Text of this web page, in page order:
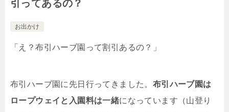
引ってあるの？
お出かけ
「え？布引ハーブ園って割引あるの？」
布引ハーブ園に先日行ってきました。 布引ハーブ園は
ロープウェイと入園料は一緒になっています（山登り